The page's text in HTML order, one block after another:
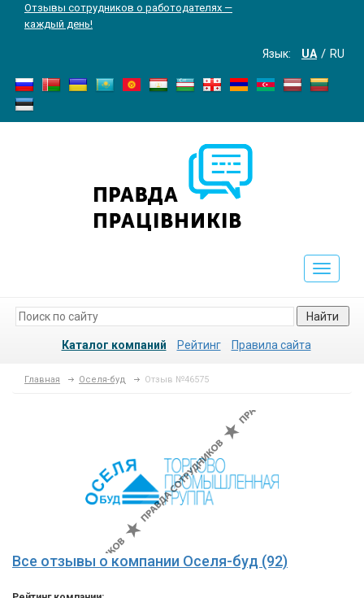
Отзывы сотрудников о работодателях —
каждый день!
Язык: UA RU
Toggle
Найти
Каталог компаний Рейтинг Правила сайта
Главная Оселя-буд Отзыв №46575
Все отзывы о компании Оселя-буд (92)